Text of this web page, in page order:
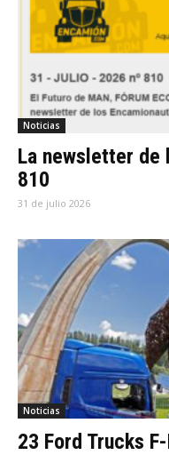
Noticias
La newsletter de
810
31 de julio 2026
Noticias
23 Ford Trucks